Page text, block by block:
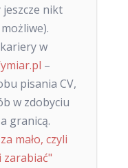
jeszcze nikt
w
–
pisania CV,
w zdobyciu
granicą.
mało, czyli
zarabiać"